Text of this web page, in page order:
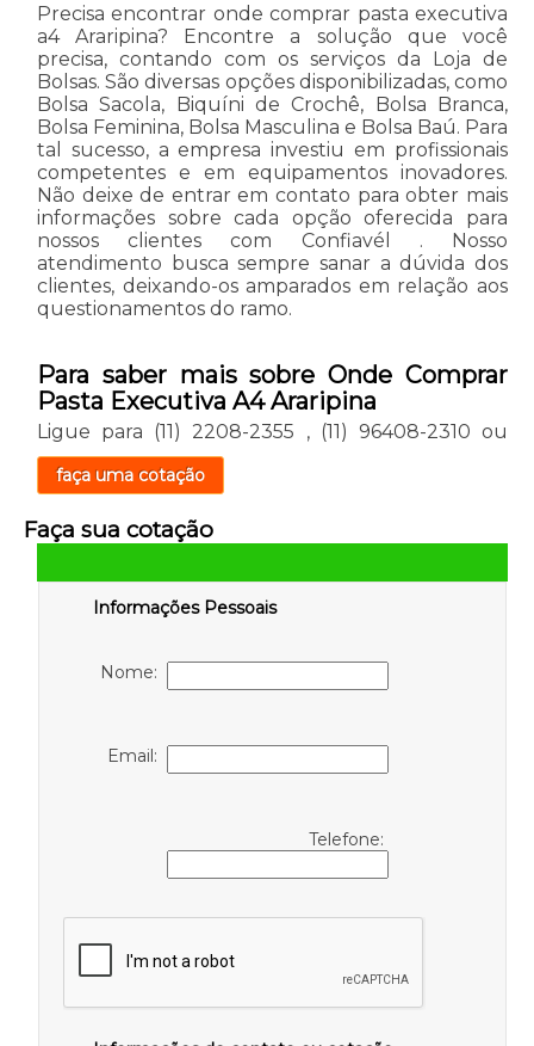
Precisa encontrar onde comprar pasta executiva
a4 Araripina? Encontre a solução que você
precisa, contando com os serviços da Loja de
Bolsas. São diversas opções disponibilizadas, como
Bolsa Sacola, Biquíni de Crochê, Bolsa Branca,
Bolsa Feminina, Bolsa Masculina e Bolsa Baú. Para
tal sucesso, a empresa investiu em profissionais
competentes e em equipamentos inovadores.
Não deixe de entrar em contato para obter mais
informações sobre cada opção oferecida para
nossos clientes com Confiavél . Nosso
atendimento busca sempre sanar a dúvida dos
clientes, deixando-os amparados em relação aos
questionamentos do ramo.
Para saber mais sobre Onde Comprar
Pasta Executiva A4 Araripina
Ligue para (11) 2208-2355 , (11) 96408-2310 ou
faça uma cotação
Faça sua cotação
Informações Pessoais
Nome:
Email:
Telefone: